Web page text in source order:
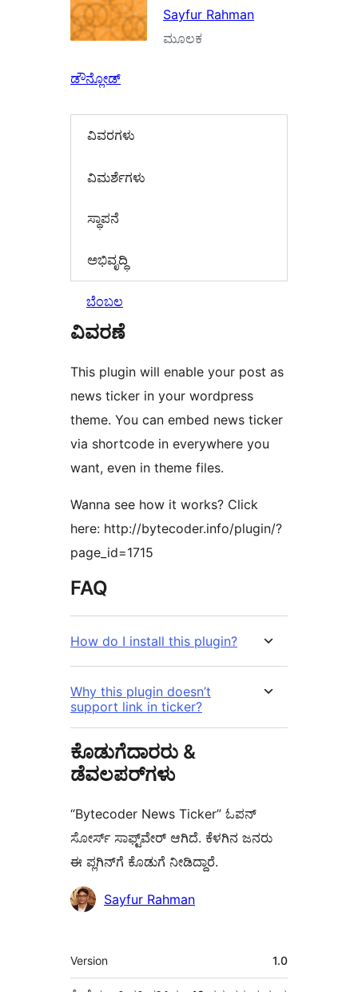
Sayfur Rahman
ಮೂಲಕ
ಡೌನ್ಲೋಡ್
ವಿವರಗಳು
‍ವಿಮರ್ಶೆಗಳು‍
ಸ್ಥಾಪನೆ
ಅಭಿವೃದ್ಧಿ
ಬೆಂಬಲ
ವಿವರಣೆ
This plugin will enable your post as
news ticker in your wordpress
theme. You can embed news ticker
via shortcode in everywhere you
want, even in theme files.
Wanna see how it works? Click
here: http://bytecoder.info/plugin/?
page_id=1715
FAQ
How do I install this plugin?
Why this plugin doesn’t
support link in ticker?
ಕೊಡುಗೆದಾರರು &
ಡೆವಲಪರ್‌ಗಳು
“Bytecoder News Ticker” ಓಪನ್
ಸೋರ್ಸ್ ಸಾಫ್ಟ್‌ವೇರ್ ಆಗಿದೆ. ಕೆಳಗಿನ ಜನರು
ಈ ಪ್ಲಗಿನ್‌ಗೆ ಕೊಡುಗೆ ನೀಡಿದ್ದಾರೆ.
ಕೊಡುಗೆದಾರರುSayfur Rahman
ಮೆಟಾ
Version 1.0